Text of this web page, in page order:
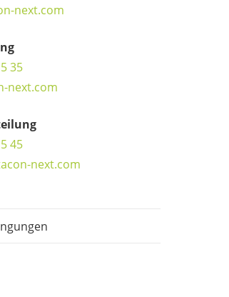
next.com
35
next.com
45
next.com